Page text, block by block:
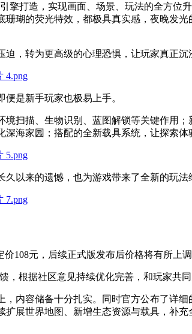
擎打造，实现画面、场景、玩法的全方位
瑚的荧光特效，都极具真实感，夜晚发
，转为更高级的心理恐惧，让玩家真正沉
是新手玩家也极易上手。
扫描、生物识别、蓝图解锁等关键作用
海家园；搭配的全新载具系统，让探索体
以来的遗憾，也为游戏带来了全新的玩法
108元，后续正式版发布后价格将有所上调
根据社区意见持续优化完善，和玩家共同
内容储备十分扎实。同时官方公布了详
展世界地图、新增生态资源与载具，补